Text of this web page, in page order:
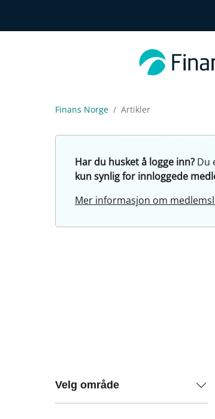
Finans Norge Artikler
Har du husket å logge inn? Du
kun synlig for innloggede
Mer informasjon om
Velg område